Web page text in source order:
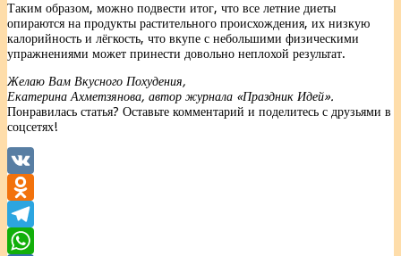
Таким образом, можно подвести итог, что все летние диеты
опираются на продукты растительного происхождения, их низкую
калорийность и лёгкость, что вкупе с небольшими физическими
упражнениями может принести довольно неплохой результат.
Желаю Вам Вкусного Похудения,
Екатерина Ахметзянова, автор журнала «Праздник Идей».
Понравилась статья? Оставьте комментарий и поделитесь с друзьями в
соцсетях!
VK
Odnoklassniki
Telegram